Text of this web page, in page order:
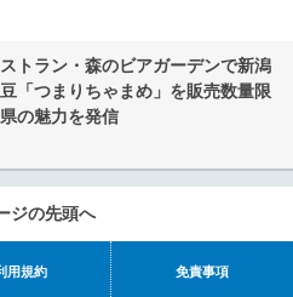
トラン・森のビアガーデンで新潟
「つまりちゃまめ」を販売数量限
の魅力を発信
ジの先頭へ
用規約 免責事項